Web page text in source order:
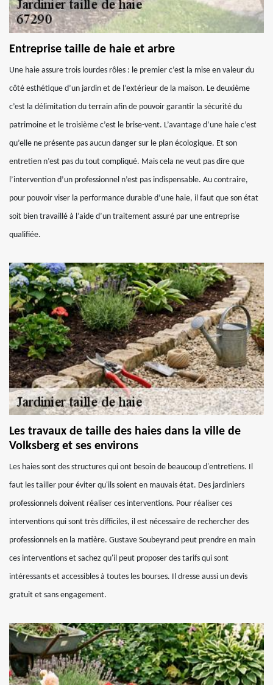
Entreprise taille de haie et arbre
Une haie assure trois lourdes rôles : le premier c’est la mise en valeur du
côté esthétique d’un jardin et de l’extérieur de la maison. Le deuxième
c’est la délimitation du terrain afin de pouvoir garantir la sécurité du
patrimoine et le troisième c’est le brise-vent. L’avantage d’une haie c’est
qu’elle ne présente pas aucun danger sur le plan écologique. Et son
entretien n’est pas du tout compliqué. Mais cela ne veut pas dire que
l’intervention d’un professionnel n’est pas indispensable. Au contraire,
pour pouvoir viser la performance durable d’une haie, il faut que son état
soit bien travaillé à l’aide d’un traitement assuré par une entreprise
qualifiée.
Les travaux de taille des haies dans la ville de
Volksberg et ses environs
Les haies sont des structures qui ont besoin de beaucoup d'entretiens. Il
faut les tailler pour éviter qu'ils soient en mauvais état. Des jardiniers
professionnels doivent réaliser ces interventions. Pour réaliser ces
interventions qui sont très difficiles, il est nécessaire de rechercher des
professionnels en la matière. Gustave Soubeyrand peut prendre en main
ces interventions et sachez qu'il peut proposer des tarifs qui sont
intéressants et accessibles à toutes les bourses. Il dresse aussi un devis
gratuit et sans engagement.